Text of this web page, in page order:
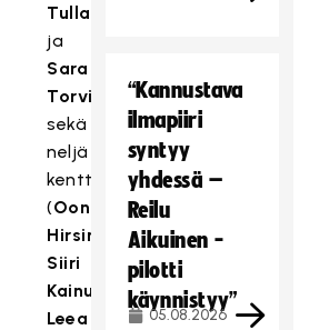
Tulla
ja
Sara
Torvi
sekä
neljä
kenttäpelaajaa
(Oona
Hirsimäki,
Siiri
Kainulainen,
Leea
“Kannustava
ilmapiiri
syntyy
yhdessä –
Reilu
Aikuinen -
pilotti
käynnistyy”
05.08.2026